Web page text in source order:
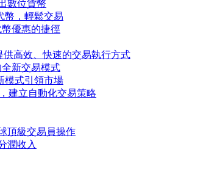
數位貨幣
幣，輕鬆交易
優惠的捷徑
供高效、快速的交易執行方式
新交易模式
模式引領市場
建立自動化交易策略
頂級交易員操作
潤收入